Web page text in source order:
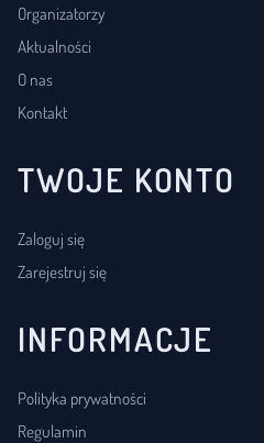
Organizatorzy
Aktualności
O nas
Kontakt
TWOJE KONTO
Zaloguj się
Zarejestruj się
INFORMACJE
Polityka prywatności
Regulamin